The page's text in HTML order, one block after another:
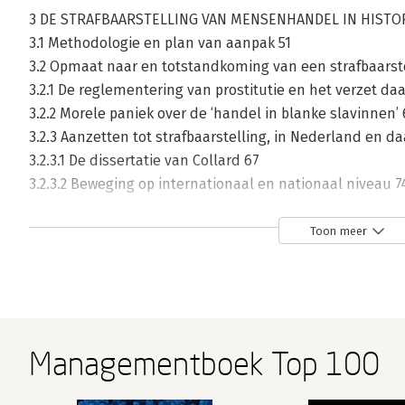
3 DE STRAFBAARSTELLING VAN MENSENHANDEL IN
3.1 Methodologie en plan van aanpak 51
3.2 Opmaat naar en totstandkoming van een
3.2.1 De reglementering van prostitutie en het verzet
3.2.2 Morele paniek over de ‘handel in blanke slavinnen’
3.2.3 Aanzetten tot strafbaarstelling, in Nederland en
3.2.3.1 De dissertatie van Collard 67
3.2.3.2 Beweging op internationaal en nationaal niveau
3.2.4.1 De nota van wijziging van minister Regout 82
3.3.3 Sociale genese van het recht: van strafvorderlijk
3.3.3.1 De wens tot aanpassing van het souteneursverbod
3.3.3.2 Een nieuwe strafbaarstelling van mensenhandel
Toon meer
Managementboek Top 100